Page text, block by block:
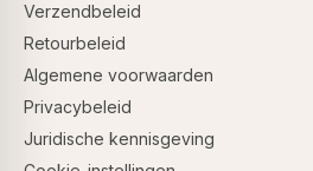
Verzendbeleid
Retourbeleid
Algemene voorwaarden
Privacybeleid
Juridische kennisgeving